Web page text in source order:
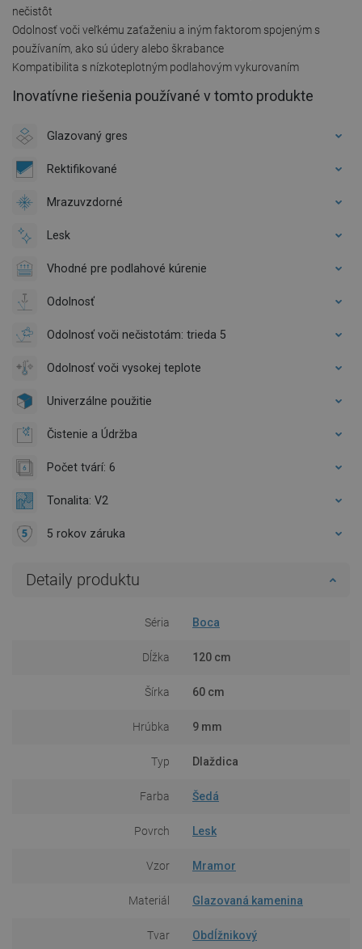
nečistôt
Odolnosť voči veľkému zaťaženiu a iným faktorom spojeným s
používaním, ako sú údery alebo škrabance
Kompatibilita s nízkoteplotným podlahovým vykurovaním
Inovatívne riešenia používané v tomto produkte
Glazovaný gres
Rektifikované
Mrazuvzdorné
Lesk
Vhodné pre podlahové kúrenie
Odolnosť
Odolnosť voči nečistotám: trieda 5
Odolnosť voči vysokej teplote
Univerzálne použitie
Čistenie a Údržba
Počet tvárí: 6
Tonalita: V2
5 rokov záruka
Detaily produktu
Séria Boca
Dĺžka 120 cm
Šírka 60 cm
Hrúbka 9 mm
Typ Dlaždica
Farba Šedá
Povrch Lesk
Vzor Mramor
Materiál Glazovaná kamenina
Tvar Obdĺžnikový